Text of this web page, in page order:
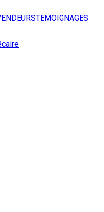
TEMOIGNAGES